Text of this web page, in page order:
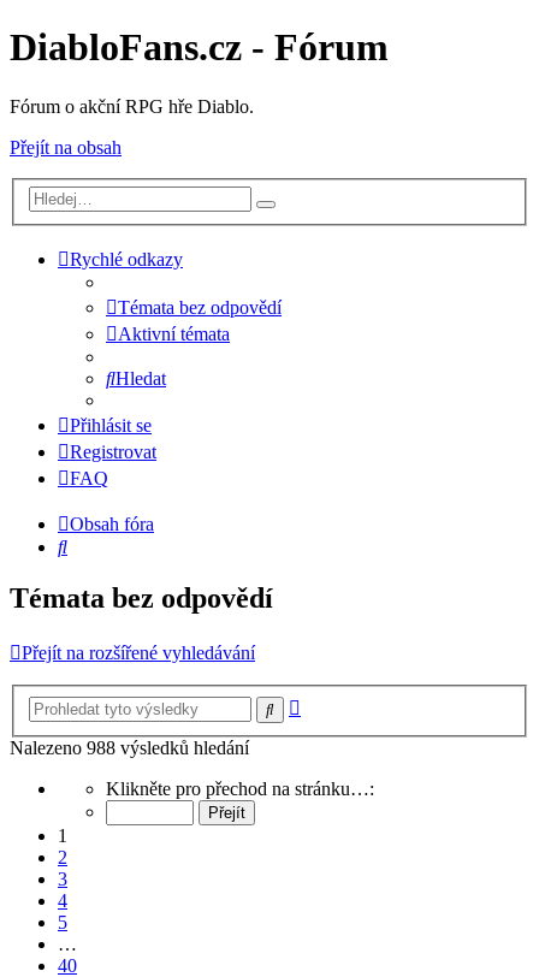
DiabloFans.cz - Fórum
Fórum o akční RPG hře Diablo.
Přejít na obsah
Rychlé odkazy
Témata bez odpovědí
Aktivní témata
Hledat
Přihlásit se
Registrovat
FAQ
Obsah fóra
Hledat
Témata bez odpovědí
Přejít na rozšířené vyhledávání
Hledat
Nalezeno 988 výsledků hledání
Stránka
z
40
Klikněte pro přechod na stránku…:
1
2
3
4
5
…
40